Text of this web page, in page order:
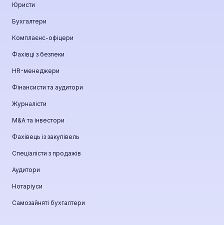
Юристи
Бухгалтери
Комплаєнс-офіцери
Фахівці з безпеки
HR-менеджери
Фінансисти та аудитори
Журналісти
М&A та інвестори
Фахівець із закупівель
Спеціалісти з продажів
Аудитори
Нотаріуси
Самозайняті бухгалтери